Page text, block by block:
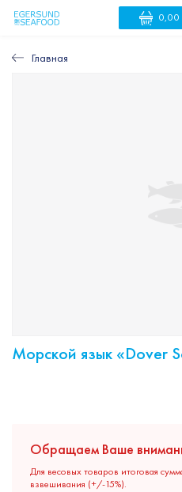
0,00
Главная
Морской язык «Dover
Обращаем Ваше
Для весовых товаров итоговая
взвешивания (+/-15%).